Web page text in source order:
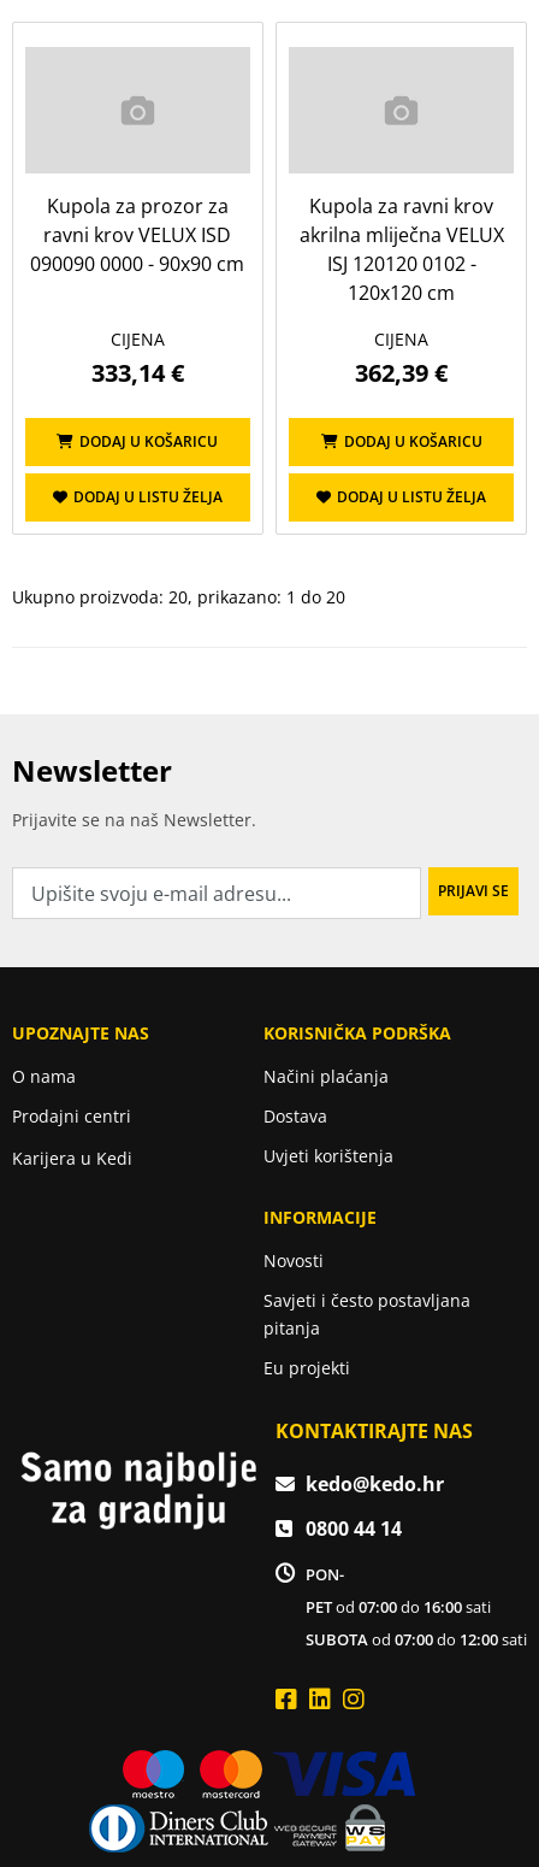
Kupola za prozor za
ravni krov VELUX ISD
090090 0000 - 90x90 cm
CIJENA
333,14 €
DODAJ U KOŠARICU
DODAJ U LISTU ŽELJA
Kupola za ravni krov
akrilna mliječna VELUX
ISJ 120120 0102 -
120x120 cm
CIJENA
362,39 €
DODAJ U KOŠARICU
DODAJ U LISTU ŽELJA
Ukupno proizvoda: 20, prikazano: 1 do 20
Newsletter
Prijavite se na naš Newsletter.
UPOZNAJTE NAS
O nama
Prodajni centri
Karijera u Kedi
KORISNIČKA PODRŠKA
Načini plaćanja
Dostava
Uvjeti korištenja
INFORMACIJE
Novosti
Savjeti i često postavljana
pitanja
Eu projekti
KONTAKTIRAJTE NAS
kedo@kedo.hr
0800 44 14
PON-
PETod07:00do 16:00sati
SUBOTAod07:00do 12:00sati